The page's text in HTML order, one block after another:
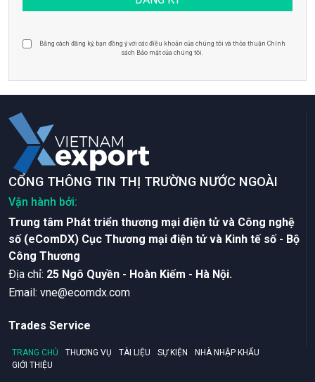
Bằng cách đăng ký, bạn đồng ý với các điều khoản của chúng tôi và thỏa thuận Chính
sách Bảo mật của chúng tôi.
CỔNG THÔNG TIN THỊ TRƯỜNG NƯỚC NGOÀI
Vận hành bởi:
Trung tâm Phát triển thương mại điện tử và Công nghệ
số (eComDX) Cục Thương mại điện tử và Kinh tế số - Bộ
Công Thương
Ðịa chỉ: 25 Ngô Quyền - Hoàn Kiếm - Hà Nội.
Email: vne@ecomdx.com
Trades Service
TRANG CHỦ THƯƠNG VỤ TÀI LIỆU SỰ KIỆN
NHÀ NHẬP KHẨU
GIỚI THIỆU